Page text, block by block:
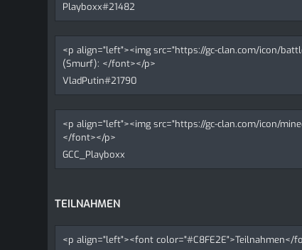
Playboxx#21482
<p align="left"><img src="https://gc-clan.com/icon/
(Smurf): </font></p>
VladPutin#21790
<p align="left"><img src="https://gc-clan.com/icon/
</font></p>
GCC_Playboxx
TEILNAHMEN
<p align="left"><font color="#C8FE2E">Teilnahmen</